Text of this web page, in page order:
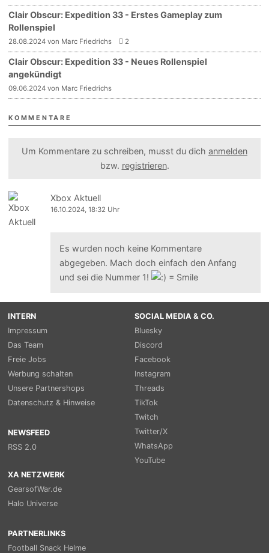
Clair Obscur: Expedition 33 - Erstes Gameplay zum
Rollenspiel
28.08.2024 von Marc Friedrichs 2
Clair Obscur: Expedition 33 - Neues Rollenspiel
angekündigt
09.06.2024 von Marc Friedrichs
KOMMENTARE
Um Kommentare zu schreiben, musst du dich anmelden
bzw. registrieren.
Xbox Aktuell
16.10.2024, 18:32 Uhr
Es wurden noch keine Kommentare
abgegeben. Mach doch einfach den Anfang
und sei die Nummer 1!
INTERN
Impressum
Das Team
Freie Jobs
Werbung schalten
Unsere Partnershops
Datenschutz & Hinweise
NEWSFEED
RSS 2.0
SOCIAL MEDIA & CO.
Bluesky
Discord
Facebook
Instagram
Threads
TikTok
Twitch
Twitter/X
WhatsApp
YouTube
XA NETZWERK
GearsofWar.de
Halo Universe
PARTNERLINKS
Football Snack Helme